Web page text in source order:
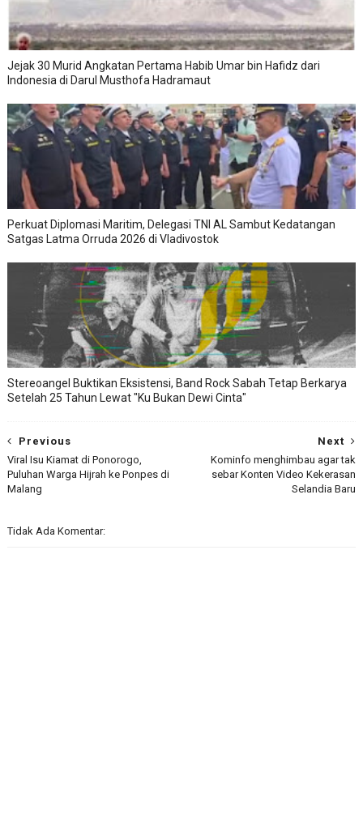
Jejak 30 Murid Angkatan Pertama Habib Umar bin Hafidz dari
Indonesia di Darul Musthofa Hadramaut
Perkuat Diplomasi Maritim, Delegasi TNI AL Sambut Kedatangan
Satgas Latma Orruda 2026 di Vladivostok
Stereoangel Buktikan Eksistensi, Band Rock Sabah Tetap Berkarya
Setelah 25 Tahun Lewat "Ku Bukan Dewi Cinta"
Next
Kominfo menghimbau agar tak
sebar Konten Video Kekerasan
Selandia Baru
Previous
Viral Isu Kiamat di Ponorogo,
Puluhan Warga Hijrah ke Ponpes di
Malang
Tidak Ada Komentar: